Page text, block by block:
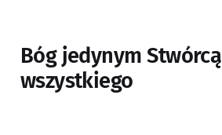
Bóg jedynym Stwórcą
wszystkiego